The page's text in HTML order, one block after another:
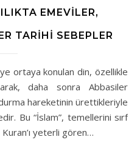
EMEVİLER,
TARİHİ SEBEPLER
daha sonra Abbasiler
hareketinin ürettikleriyle
Bu “İslam”, temellerini sırf
Kuran’ı yeterli gören…